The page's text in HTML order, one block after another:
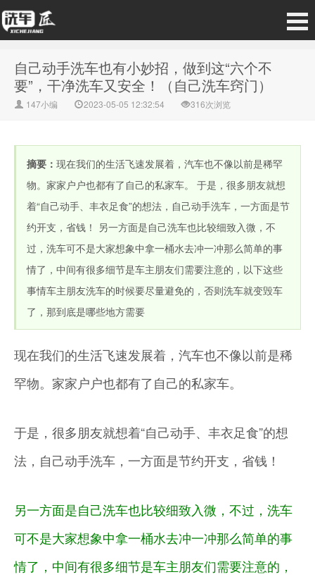
自己动手洗车也有小妙招，做到这“六个不
要”，干净洗车又安全！（自己洗车窍门）
147小编 2023-05-05 12:32:54 316次浏览
摘要： 现在我们的生活飞速发展着，汽车也不像以前是稀罕
物。家家户户也都有了自己的私家车。 于是，很多朋友就想
着“自己动手、丰衣足食”的想法，自己动手洗车，一方面是节
约开支，省钱！ 另一方面是自己洗车也比较细致入微，不
过，洗车可不是大家想象中拿一桶水去冲一冲那么简单的事
情了，中间有很多细节是车主朋友们需要注意的，以下这些
事情车主朋友洗车的时候要尽量避免的，否则洗车就变毁车
了，那到底是哪些地方需要
现在我们的生活飞速发展着，汽车也不像以前是稀
罕物。家家户户也都有了自己的私家车。
于是，很多朋友就想着“自己动手、丰衣足食”的想
法，自己动手洗车，一方面是节约开支，省钱！
另一方面是自己洗车也比较细致入微，不过，洗车
可不是大家想象中拿一桶水去冲一冲那么简单的事
情了，中间有很多细节是车主朋友们需要注意的，